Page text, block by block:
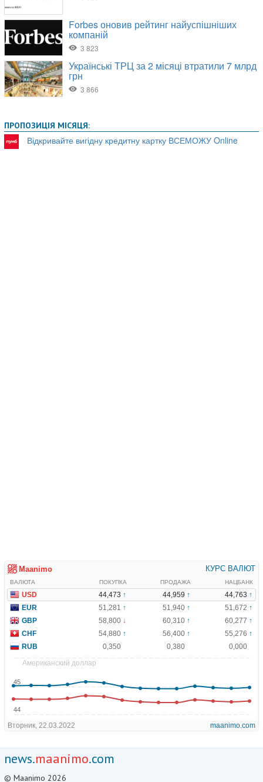
ПРОПОЗИЦІЯ МІСЯЦЯ:
Відкривайте вигідну кредитну картку ВСЕМОЖУ Online
news.maanimo.com
© Maanimo 2026